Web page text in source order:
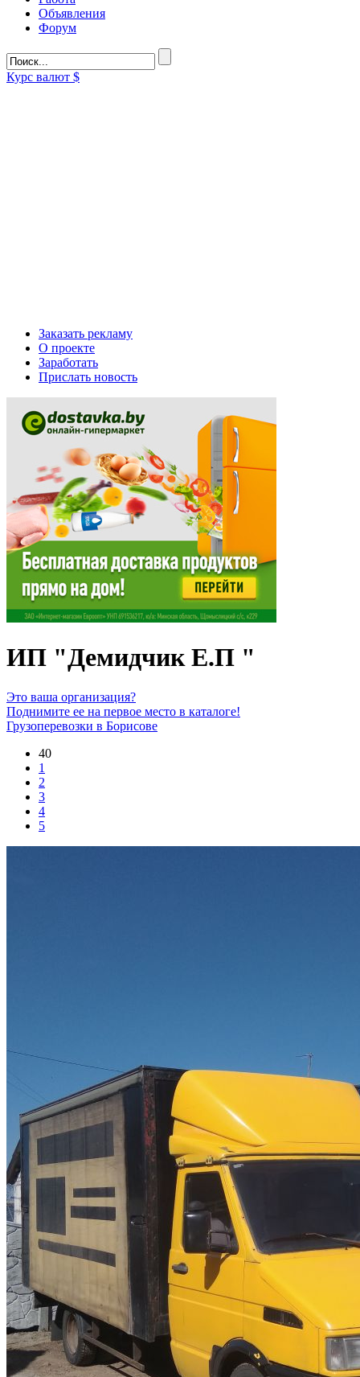
Объявления
Форум
Курс валют $
Заказать рекламу
О проекте
Заработать
Прислать новость
ИП "Демидчик Е.П "
Это ваша организация?
Поднимите ее на первое место в каталоге!
Грузоперевозки в Борисове
40
1
2
3
4
5